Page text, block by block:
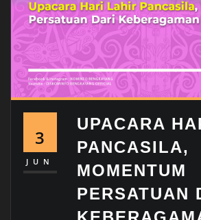
3
JUN
UPACARA
PANCASILA,
MOMENTUM
PERSATUAN